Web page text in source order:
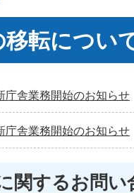
転につい
庁舎業務開始のお知らせ
庁舎業務開始のお知らせ
関するお問い